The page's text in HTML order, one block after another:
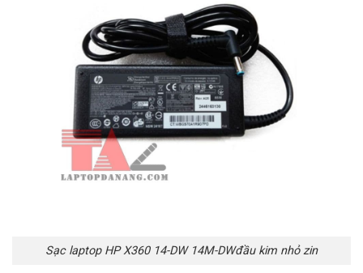
Sạc laptop HP X360 14-DW 14M-DWđầu kim nhỏ zin